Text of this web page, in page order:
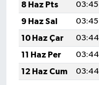
8 Haz Pts
03:45
9 Haz Sal
03:45
10 Haz Çar
03:44
11 Haz Per
03:44
12 Haz Cum
03:44